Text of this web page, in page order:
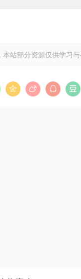
本站部分资源仅供学习